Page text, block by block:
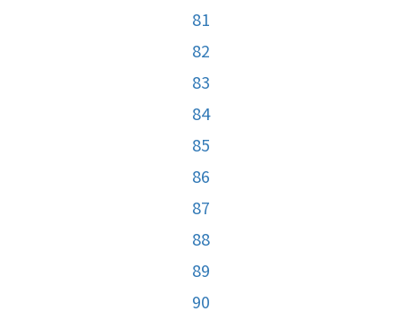
81
82
83
84
85
86
87
88
89
90